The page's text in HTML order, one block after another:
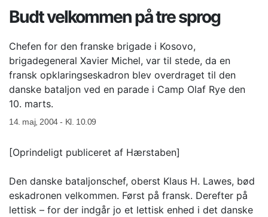
Budt velkommen på tre sprog
Chefen for den franske brigade i Kosovo,
brigadegeneral Xavier Michel, var til stede, da en
fransk opklaringseskadron blev overdraget til den
danske bataljon ved en parade i Camp Olaf Rye den
10. marts.
14. maj, 2004 - Kl. 10.09
[Oprindeligt publiceret af Hærstaben]
Den danske bataljonschef, oberst Klaus H. Lawes, bød
eskadronen velkommen. Først på fransk. Derefter på
lettisk – for der indgår jo et lettisk enhed i det danske